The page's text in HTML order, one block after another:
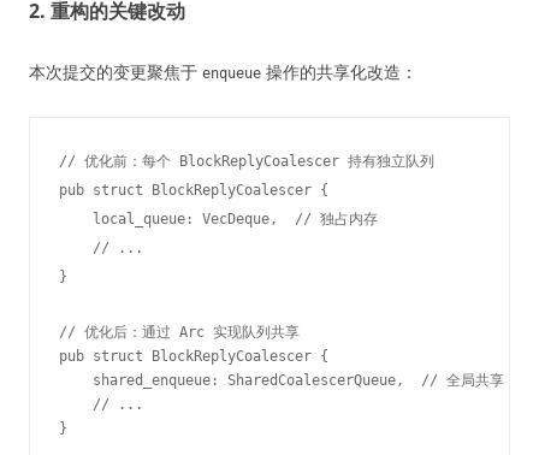
2. 重构的关键改动
本次提交的变更聚焦于 enqueue 操作的共享化改造：
// 优化前：每个 BlockReplyCoalescer 持有独立队列
pub struct BlockReplyCoalescer {
    local_queue: VecDeque
,  // 独占内存
    // ...
}
// 优化后：通过 Arc 实现队列共享
pub struct BlockReplyCoalescer {
    shared_enqueue: SharedCoalescerQueue,  // 全局共享
    // ...
}